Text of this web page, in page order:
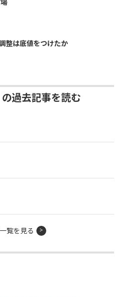
整は底値をつけたか
の過去記事を読む
覧を見る